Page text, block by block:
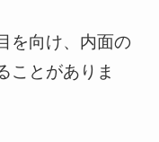
を向け、内面の
ことがありま